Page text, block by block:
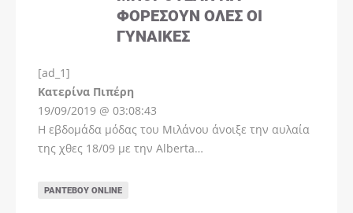
ΦΟΡΈΣΟΥΝ ΌΛΕΣ ΟΙ
ΓΥΝΑΊΚΕΣ
[ad_1]
Kατερίνα Πιπέρη
19/09/2019 @ 03:08:43
Η εβδομάδα μόδας του Μιλάνου άνοιξε την αυλαία
της χθες 18/09 με την Alberta…
ΡΑΝΤΕΒΟΎ ONLINE